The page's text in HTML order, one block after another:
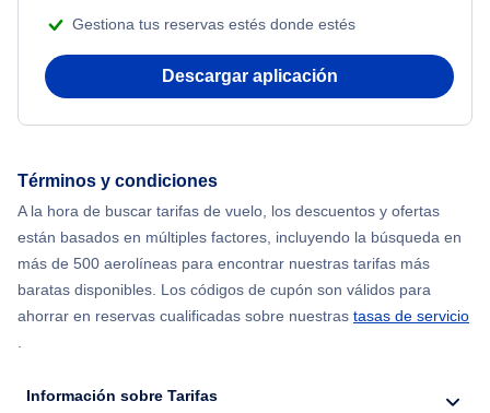
Flights from Nueva York to Atenas
Flights from Shanghai to Nueva York
Flights from Delhi to Nueva York
Flights from Chicago to Delhi
Flights from Nueva York to Seúl
Gestiona tus reservas estés donde estés
Descargar aplicación
Términos y condiciones
A la hora de buscar tarifas de vuelo, los descuentos y ofertas
están basados en múltiples factores, incluyendo la búsqueda en
más de 500 aerolíneas para encontrar nuestras tarifas más
baratas disponibles. Los códigos de cupón son válidos para
ahorrar en reservas cualificadas sobre nuestras tasas de servicio
.
Información sobre Tarifas